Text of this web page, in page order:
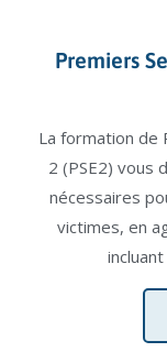
Premiers
La formation de
2 (PSE2) vous
nécessaires
victimes, en